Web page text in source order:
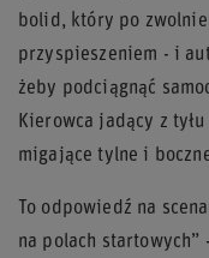
bolid, który po
przyspieszeniem - i
żeby podciągnąć
Kierowca jadący z
migające tylne i
To odpowiedź na
na polach startowych”